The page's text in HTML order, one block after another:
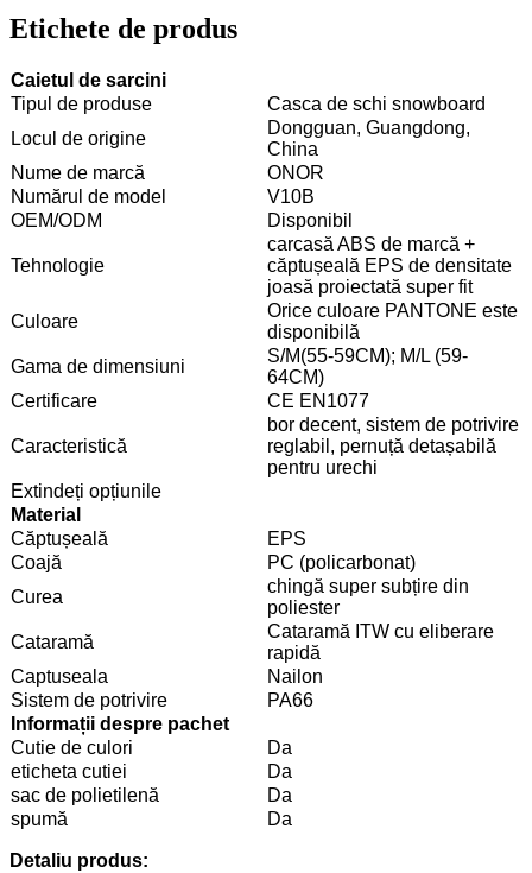
Etichete de produs
Caietul de sarcini
Tipul de produse
Casca de schi snowboard
Locul de origine
Dongguan, Guangdong,
China
Nume de marcă
ONOR
Numărul de model
V10B
OEM/ODM
Disponibil
Tehnologie
carcasă ABS de marcă +
căptușeală EPS de densitate
joasă proiectată super fit
Culoare
Orice culoare PANTONE este
disponibilă
Gama de dimensiuni
S/M(55-59CM); M/L (59-
64CM)
Certificare
CE EN1077
Caracteristică
bor decent, sistem de potrivire
reglabil, pernuță detașabilă
pentru urechi
Extindeți opțiunile
Material
Căptușeală
EPS
Coajă
PC (policarbonat)
Curea
chingă super subțire din
poliester
Cataramă
Cataramă ITW cu eliberare
rapidă
Captuseala
Nailon
Sistem de potrivire
PA66
Informații despre pachet
Cutie de culori
Da
eticheta cutiei
Da
sac de polietilenă
Da
spumă
Da
Detaliu produs: